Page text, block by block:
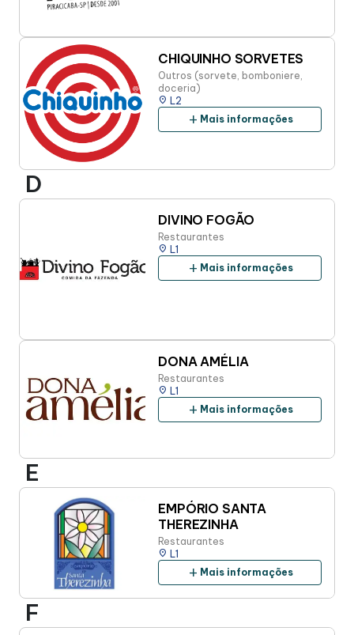
CHIQUINHO SORVETES
Outros (sorvete, bomboniere,
doceria)
place L2
add Mais informações
D
DIVINO FOGÃO
Restaurantes
place L1
add Mais informações
DONA AMÉLIA
Restaurantes
place L1
add Mais informações
E
EMPÓRIO SANTA
THEREZINHA
Restaurantes
place L1
add Mais informações
F